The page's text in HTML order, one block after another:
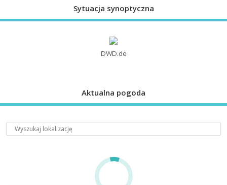
Sytuacja synoptyczna
DWD.de
Aktualna pogoda